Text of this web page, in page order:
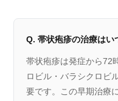
Q. 帯状疱疹の治療はい
帯状疱疹は発症から72
ロビル・バラシクロビ
要です。この早期治療